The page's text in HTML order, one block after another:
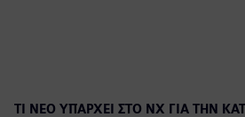
ΤΙ ΝΈΟ ΥΠΆΡΧΕΙ ΣΤΟ NX ΓΙΑ ΤΗΝ